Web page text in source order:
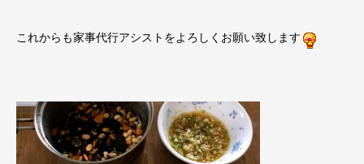
これからも家事代行アシストをよろしくお願い致します